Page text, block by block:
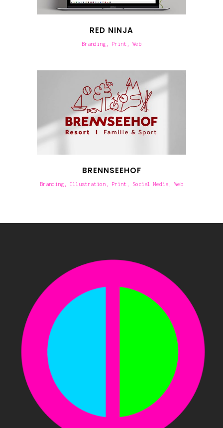
RED NINJA
Branding, Print, Web
BRENNSEEHOF
Branding, Illustration, Print, Social Media, Web